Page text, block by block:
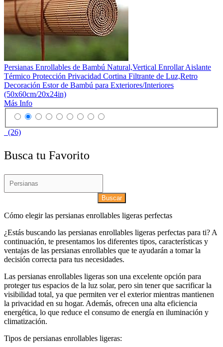
Persianas Enrollables de Bambú Natural,Vertical Enrollar Aislante
Térmico Protección Privacidad Cortina Filtrante de Luz,Retro
Decoración Estor de Bambú para Exteriores/Interiores
(50x60cm/20x24in)
Más Info
(26)
Busca tu Favorito
Buscar
Cómo elegir las persianas enrollables ligeras perfectas
¿Estás buscando las persianas enrollables ligeras perfectas para ti? A
continuación, te presentamos los diferentes tipos, características y
ventajas de las persianas enrollables que te ayudarán a tomar la
decisión correcta para tus necesidades.
Las persianas enrollables ligeras son una excelente opción para
proteger tus espacios de la luz solar, pero sin tener que sacrificar la
visibilidad total, ya que permiten ver el exterior mientras mantienen
la privacidad en su hogar. Además, ofrecen una alta eficiencia
energética, lo que reduce el consumo de energía en iluminación y
climatización.
Tipos de persianas enrollables ligeras: